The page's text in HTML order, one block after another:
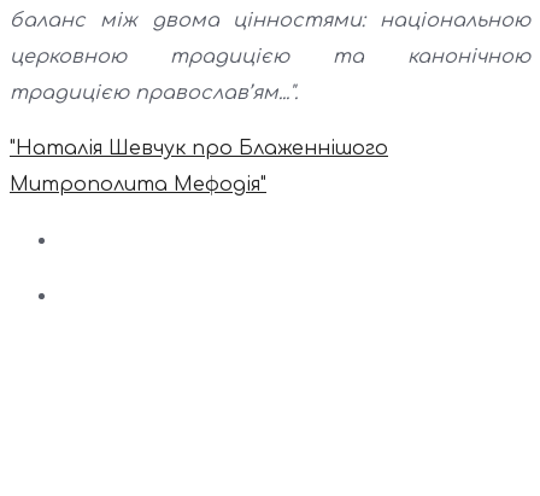
баланс між двома цінностями: національною
церковною традицією та канонічною
традицією православ’ям...".
"Наталія Шевчук про Блаженнішого
Митрополита Мефодія"